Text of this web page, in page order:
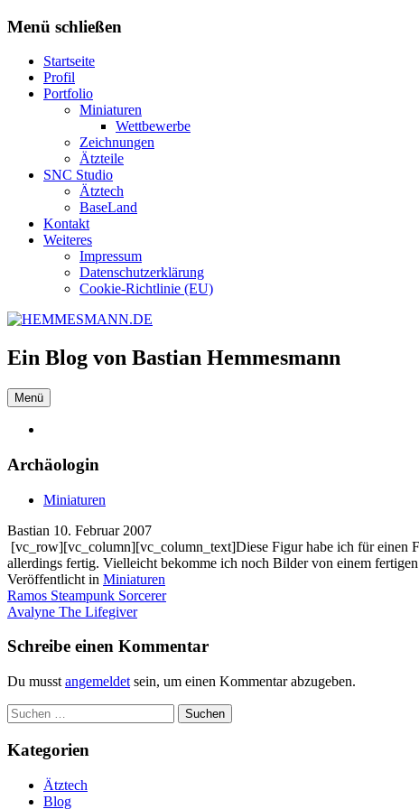
Zum
springen
Menü schließen
Startseite
Profil
Portfolio
Miniaturen
Wettbewerbe
Zeichnungen
Ätzteile
SNC Studio
Ätztech
BaseLand
Kontakt
Weiteres
Impressum
Datenschutzerklärung
Cookie-Richtlinie (EU)
Ein Blog von Bastian Hemmesmann
Menü
Archäologin
Miniaturen
Bastian 10. Februar 2007
[vc_row][vc_column][vc_column_text]Diese Figur habe ich für einen
allerdings fertig. Vielleicht bekomme ich noch Bilder von einem
Veröffentlicht in Miniaturen
Artikel-
Navigation
Ramos Steampunk Sorcerer
Avalyne The Lifegiver
Schreibe einen Kommentar
Du musst angemeldet sein, um einen Kommentar abzugeben.
Suchen
nach:
Kategorien
Ätztech
Blog